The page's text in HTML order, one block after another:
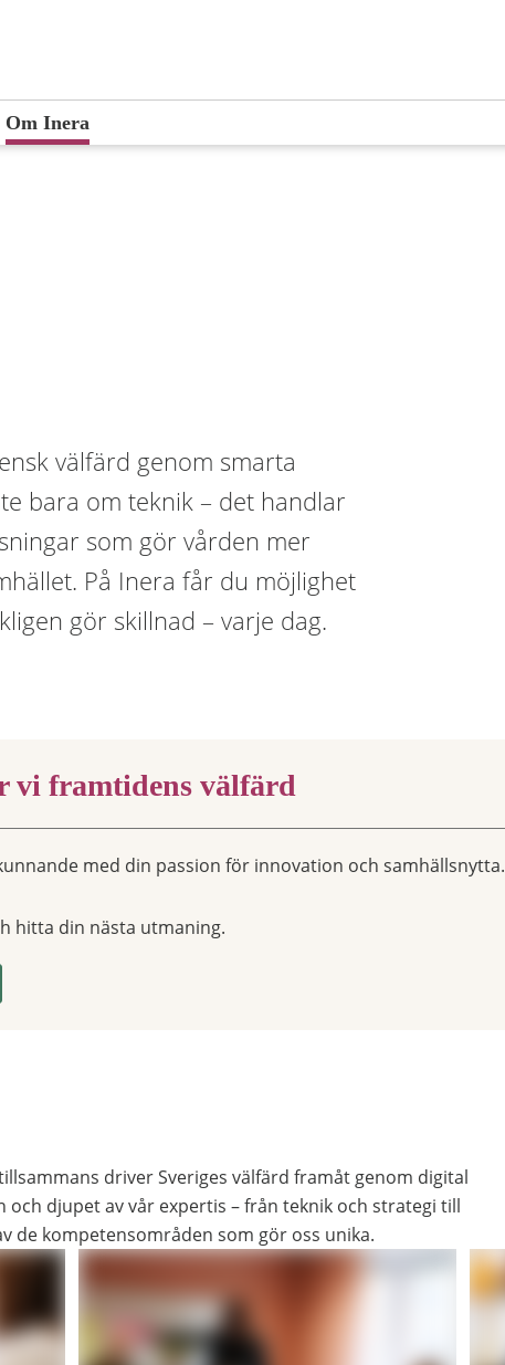
Om Inera
välfärd genom smarta
bara om teknik – det handlar
som gör vården mer
På Inera får du möjlighet
gör skillnad – varje dag.
vi framtidens välfärd
med din passion för innovation och samhällsnytta.
hitta din nästa utmaning.
driver Sveriges välfärd framåt genom digital
djupet av vår expertis – från teknik och strategi till
de kompetensområden som gör oss unika.